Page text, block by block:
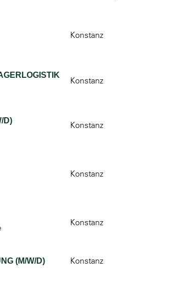
Konstanz
Konstanz
D) Konstanz
Konstanz
Konstanz
(M/W/D) Konstanz